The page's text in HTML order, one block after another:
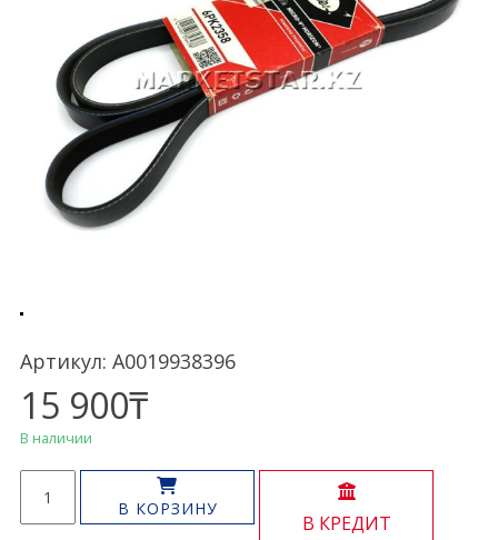
Артикул: A0019938396
15 900₸
В наличии
товара
Ремень
В КОРЗИНУ
В КРЕДИТ